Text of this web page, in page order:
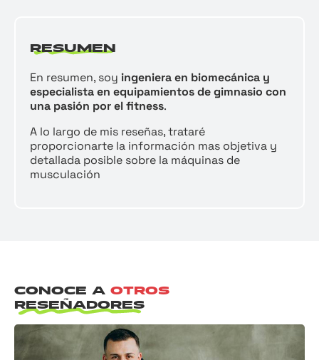
RESUMEN
En resumen, soy ingeniera en biomecánica y
especialista en equipamientos de gimnasio con
una pasión por el fitness.
A lo largo de mis reseñas, trataré
proporcionarte la información mas objetiva y
detallada posible sobre la máquinas de
musculación
CONOCE A OTROS
RESEÑADORES